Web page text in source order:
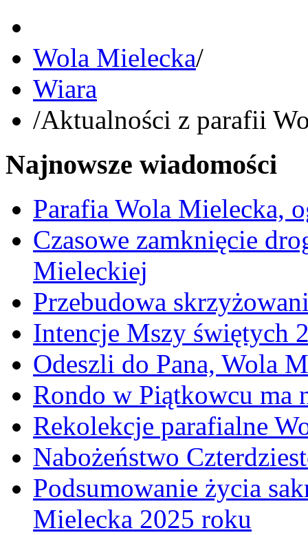
Wola Mielecka/
Wiara
/Aktualności z parafii
Najnowsze wiadomości
Parafia Wola Mielecka,
Czasowe zamknięcie
Mieleckiej
Przebudowa
Intencje Mszy świętych
Odeszli do Pana, Wola
Rondo w Piątkowcu ma
Rekolekcje parafialne
Nabożeństwo
Podsumowanie życia
Mielecka 2025 roku